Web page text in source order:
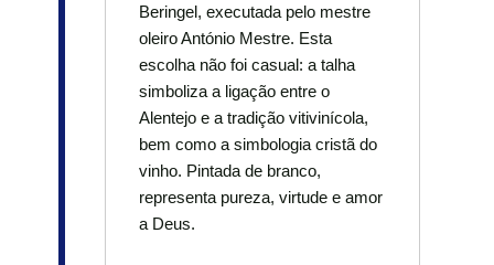
Beringel, executada pelo mestre
oleiro António Mestre. Esta
escolha não foi casual: a talha
simboliza a ligação entre o
Alentejo e a tradição vitivinícola,
bem como a simbologia cristã do
vinho. Pintada de branco,
representa pureza, virtude e amor
a Deus.